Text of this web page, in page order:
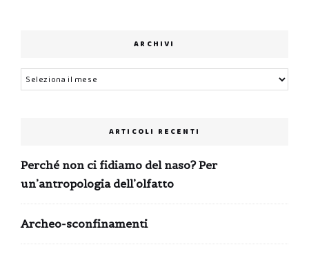
ARCHIVI
Archivi
ARTICOLI RECENTI
Perché non ci fidiamo del naso? Per
un’antropologia dell’olfatto
Archeo-sconfinamenti